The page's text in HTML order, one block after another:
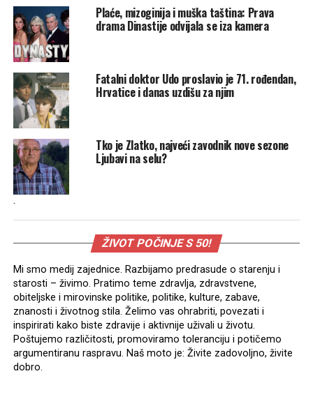
Plaće, mizoginija i muška taština: Prava
drama Dinastije odvijala se iza kamera
Fatalni doktor Udo proslavio je 71. rođendan,
Hrvatice i danas uzdišu za njim
Tko je Zlatko, najveći zavodnik nove sezone
Ljubavi na selu?
.
ŽIVOT POČINJE S 50!
Mi smo medij zajednice. Razbijamo predrasude o starenju i
starosti – živimo. Pratimo teme zdravlja, zdravstvene,
obiteljske i mirovinske politike, politike, kulture, zabave,
znanosti i životnog stila. Želimo vas ohrabriti, povezati i
inspirirati kako biste zdravije i aktivnije uživali u životu.
Poštujemo različitosti, promoviramo toleranciju i potičemo
argumentiranu raspravu. Naš moto je: Živite zadovoljno, živite
dobro.